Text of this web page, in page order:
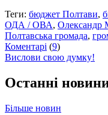
Теги: бюджет Полтави,
ОДА / ОВА, Олександр
Полтавська громада,
Коментарі (9)
Вислови свою думку!
Останні
Більше новин